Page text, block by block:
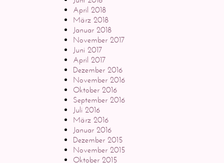
April 2018
März 2018
Januar 2018
November 2017
Juni 2017
April 2017
Dezember 2016
November 2016
Oktober 2016
September 2016
Juli 2016
März 2016
Januar 2016
Dezember 2015
November 2015
Oktober 2015